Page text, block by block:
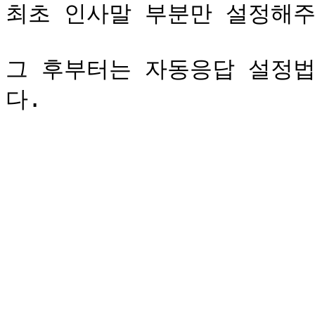
최초 인사말 부분만 설정해
그 후부터는 자동응답 설정